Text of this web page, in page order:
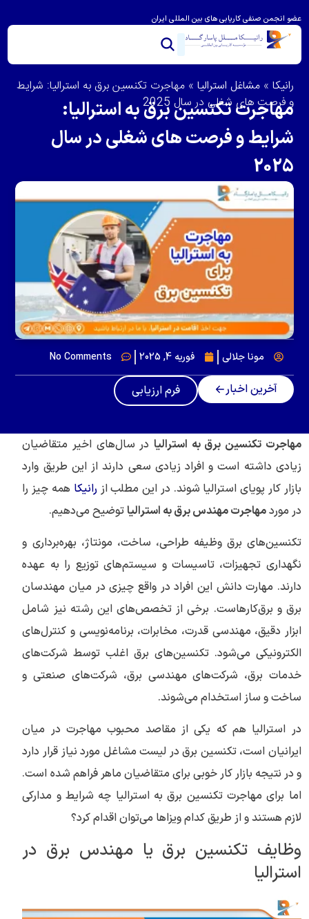
عضو انجمن صنفی کاریابی های بین المللی ایران
رانیکا »مشاغل استرالیا »مهاجرت تکنسین برق به استرالیا: شرایط
و فرصت های شغلی در سال 2025
مهاجرت تکنسین برق به استرالیا:
شرایط و فرصت های شغلی در سال
2025
مونا جلالی فوریه 4, 2025 No Comments
آخرین اخبار فرم ارزیابی
مهاجرت تکنسین برق به استرالیادر سال‌های اخیر متقاضیان
زیادی داشته است و افراد زیادی سعی دارند از این طریق وارد
بازار کار پویای استرالیا شوند. در این مطلب ازرانیکا همه چیز را
در موردمهاجرت مهندس برق به استرالیاتوضیح می‌دهیم.
تکنسین‌های برق وظیفه طراحی، ساخت، مونتاژ، بهره‌برداری و
نگهداری تجهیزات، تاسیسات و سیستم‌های توزیع را به عهده
دارند. مهارت دانش این افراد در واقع چیزی در میان مهندسان
برق و برق‌کارهاست. برخی از تخصص‌های این رشته نیز شامل
ابزار دقیق، مهندسی قدرت، مخابرات، برنامه‌نویسی و کنترل‌های
الکترونیکی می‌شود. تکنسین‌های برق اغلب توسط شرکت‌های
خدمات برق، شرکت‌های مهندسی برق، شرکت‌های صنعتی و
ساخت و ساز استخدام می‌شوند.
در استرالیا هم که یکی از مقاصد محبوب مهاجرت در میان
ایرانیان است، تکنسین برق در لیست مشاغل مورد نیاز قرار دارد
و در نتیجه بازار کار خوبی برای متقاضیان ماهر فراهم شده است.
اما برای مهاجرت تکنسین برق به استرالیا چه شرایط و مدارکی
لازم هستند و از طریق کدام ویزاها می‌توان اقدام کرد؟
وظایف تکنسین برق یا مهندس برق در
استرالیا